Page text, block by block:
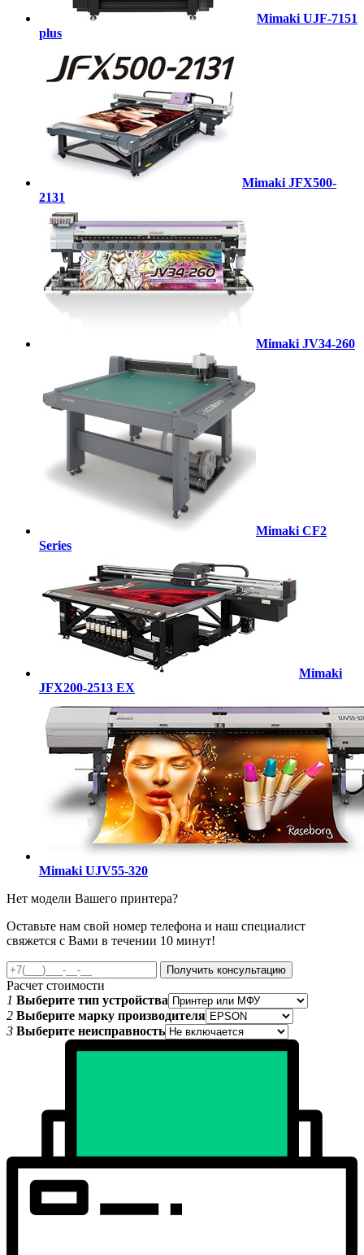
Mimaki UJF-7151
plus
Mimaki JFX500-
2131
Mimaki JV34-260
Mimaki CF2
Series
Mimaki
JFX200-2513 EX
Mimaki UJV55-320
Нет модели Вашего принтера?
Оставьте нам свой номер телефона и наш специалист
свяжется с Вами в течении 10 минут!
Получить консультацию
Расчет стоимости
1 Выберите тип устройства
2 Выберите марку производителя
3 Выберите неисправность